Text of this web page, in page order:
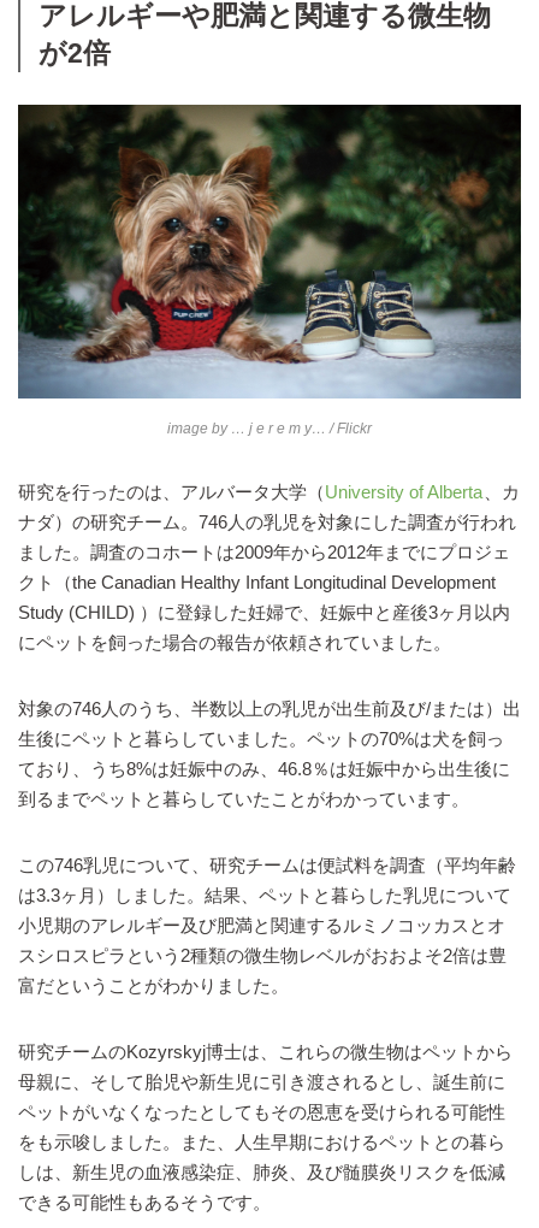
アレルギーや肥満と関連する微生物
が2倍
image by … j e r e m y… / Flickr
研究を行ったのは、アルバータ大学（University of Alberta 、カ
ナダ）の研究チーム。746人の乳児を対象にした調査が行われ
ました。調査のコホートは2009年から2012年までにプロジェ
クト（the Canadian Healthy Infant Longitudinal Development
Study (CHILD) ）に登録した妊婦で、妊娠中と産後3ヶ月以内
にペットを飼った場合の報告が依頼されていました。
対象の746人のうち、半数以上の乳児が出生前及び/または）出
生後にペットと暮らしていました。ペットの70%は犬を飼っ
ており、うち8%は妊娠中のみ、46.8％は妊娠中から出生後に
到るまでペットと暮らしていたことがわかっています。
この746乳児について、研究チームは便試料を調査（平均年齢
は3.3ヶ月）しました。結果、ペットと暮らした乳児について
小児期のアレルギー及び肥満と関連するルミノコッカスとオ
スシロスピラという2種類の微生物レベルがおおよそ2倍は豊
富だということがわかりました。
研究チームのKozyrskyj博士は、これらの微生物はペットから
母親に、そして胎児や新生児に引き渡されるとし、誕生前に
ペットがいなくなったとしてもその恩恵を受けられる可能性
をも示唆しました。また、人生早期におけるペットとの暮ら
しは、新生児の血液感染症、肺炎、及び髄膜炎リスクを低減
できる可能性もあるそうです。